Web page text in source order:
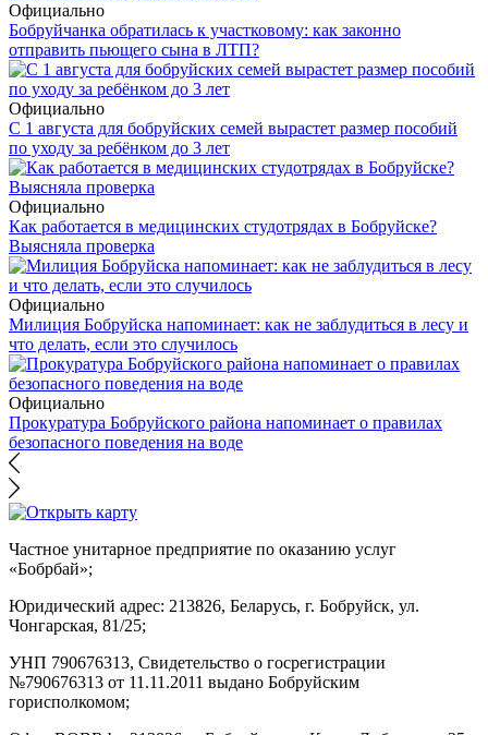
Официально
Бобруйчанка обратилась к участковому: как законно
отправить пьющего сына в ЛТП?
Официально
С 1 августа для бобруйских семей вырастет размер пособий
по уходу за ребёнком до 3 лет
Официально
Как работается в медицинских студотрядах в Бобруйске?
Выясняла проверка
Официально
Милиция Бобруйска напоминает: как не заблудиться в лесу и
что делать, если это случилось
Официально
Прокуратура Бобруйского района напоминает о правилах
безопасного поведения на воде
Частное унитарное предприятие по оказанию услуг
«Бобрбай»;
Юридический адрес: 213826, Беларусь, г. Бобруйск, ул.
Чонгарская, 81/25;
УНП 790676313, Свидетельство о госрегистрации
№790676313 от 11.11.2011 выдано Бобруйским
горисполкомом;